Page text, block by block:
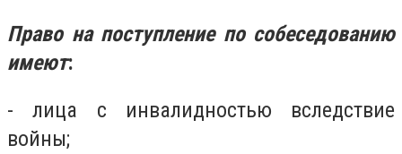
Право на поступление по собеседованию
имеют:
- лица с инвалидностью вследствие
войны;